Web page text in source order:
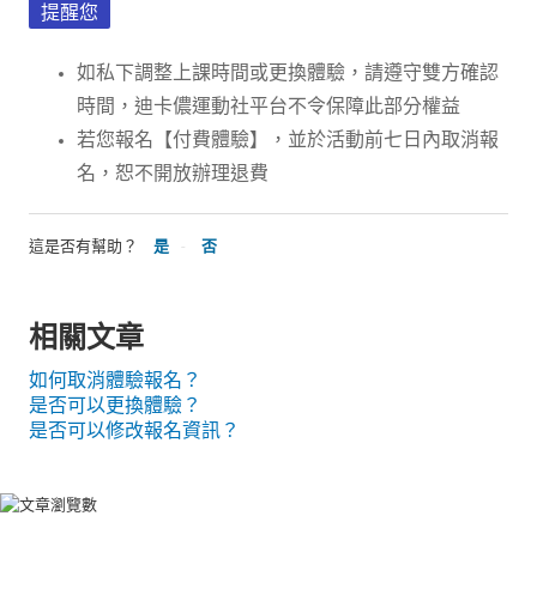
提醒您
如私下調整上課時間或更換體驗，請遵守雙方確認
時間，迪卡儂運動社平台不令保障此部分權益
若您報名【付費體驗】，並於活動前七日內取消報
名，恕不開放辦理退費
這是否有幫助？ 是 否
相關文章
如何取消體驗報名？
是否可以更換體驗？
是否可以修改報名資訊？